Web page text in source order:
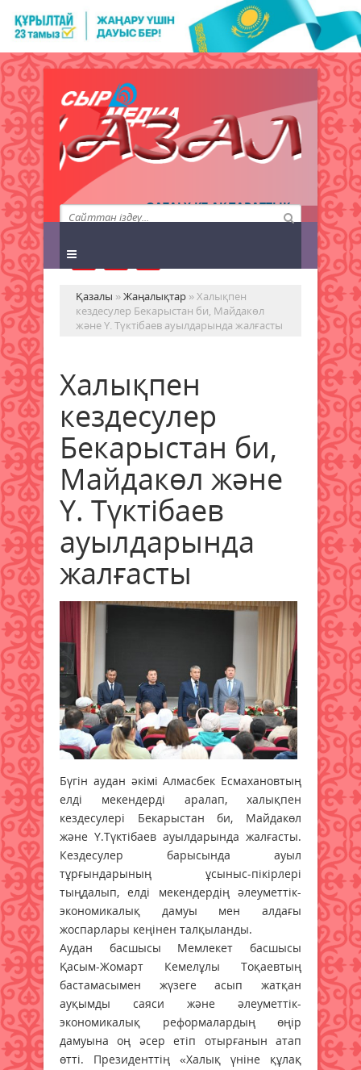
QAZALY.KZ АҚПАРАТТЫҚ
АГЕНТТІГІ
Қазалы »Жаңалықтар » Халықпен
кездесулер Бекарыстан би, Майдакөл
және Ү. Түктібаев ауылдарында жалғасты
Халықпен
кездесулер
Бекарыстан би,
Майдакөл және
Ү. Түктібаев
ауылдарында
жалғасты
Бүгін аудан әкімі Алмасбек Есмахановтың
елді мекендерді аралап, халықпен
кездесулері Бекарыстан би, Майдакөл
және Ү.Түктібаев ауылдарында жалғасты.
Кездесулер барысында ауыл
тұрғындарының ұсыныс-пікірлері
тыңдалып, елді мекендердің әлеуметтік-
экономикалық дамуы мен алдағы
жоспарлары кеңінен талқыланды.
Аудан басшысы Мемлекет басшысы
Қасым-Жомарт Кемелұлы Тоқаевтың
бастамасымен жүзеге асып жатқан
ауқымды саяси және әлеуметтік-
экономикалық реформалардың өңір
дамуына оң әсер етіп отырғанын атап
өтті. Президенттің «Халық үніне құлақ